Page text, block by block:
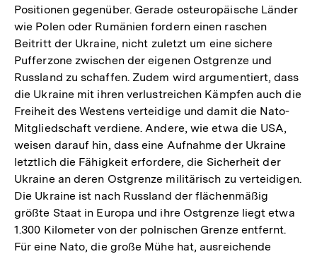
Positionen gegenüber. Gerade osteuropäische Länder
wie Polen oder Rumänien fordern einen raschen
Beitritt der Ukraine, nicht zuletzt um eine sichere
Pufferzone zwischen der eigenen Ostgrenze und
Russland zu schaffen. Zudem wird argumentiert, dass
die Ukraine mit ihren verlustreichen Kämpfen auch die
Freiheit des Westens verteidige und damit die Nato-
Mitgliedschaft verdiene. Andere, wie etwa die USA,
weisen darauf hin, dass eine Aufnahme der Ukraine
letztlich die Fähigkeit erfordere, die Sicherheit der
Ukraine an deren Ostgrenze militärisch zu verteidigen.
Die Ukraine ist nach Russland der flächenmäßig
größte Staat in Europa und ihre Ostgrenze liegt etwa
1.300 Kilometer von der polnischen Grenze entfernt.
Für eine Nato, die große Mühe hat, ausreichende